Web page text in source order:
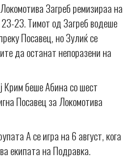
Загреб ремизираа на
23. Тимот од Загреб водеше
Посавец, но Зулиќ се
да останат непоразени на
Крим беше Абина со шест
Посавец за Локомотива
А се игра на 6 август, кога
екипата на Подравка.